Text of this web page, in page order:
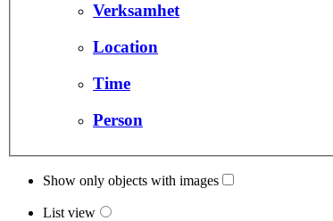
Verksamhet
Location
Time
Person
Show only objects with images
List view